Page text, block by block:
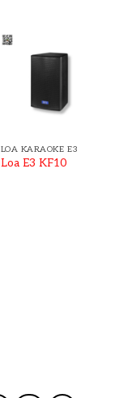
LOA KARAOKE E3
Loa E3 KF10